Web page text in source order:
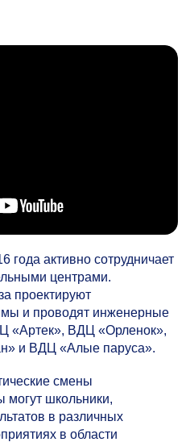
активно сотрудничает
центрами.
проектируют
и проводят инженерные
«Артек», ВДЦ «Орленок»,
и ВДЦ «Алые паруса».
смены
могут школьники,
в различных
в области